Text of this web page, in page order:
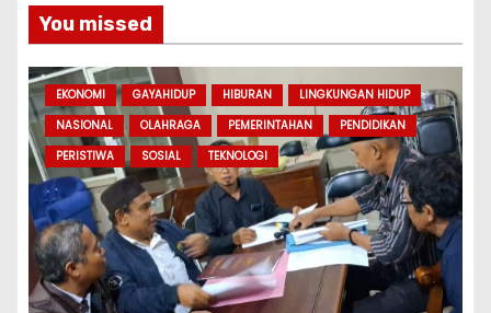
You missed
EKONOMI GAYAHIDUP HIBURAN
LINGKUNGAN HIDUP
NASIONAL
OLAHRAGA PEMERINTAHAN
PENDIDIKAN
PERISTIWA
SOSIAL TEKNOLOGI